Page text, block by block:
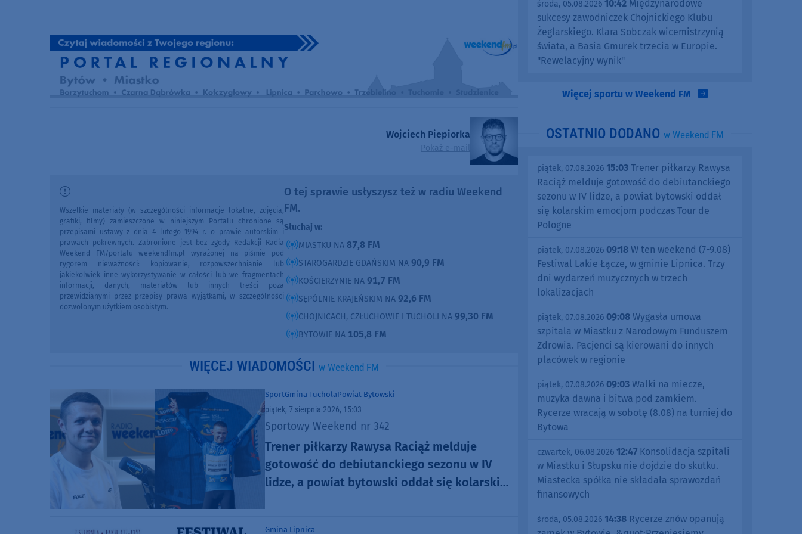
Wojciech Piepiorka
Pokaż e-mail
O tej sprawie usłyszysz też w radiu Weekend
FM.
Słuchaj w:
MIASTKU NA 87,8 FM
STAROGARDZIE GDAŃSKIM NA 90,9 FM
KOŚCIERZYNIE NA 91,7 FM
SĘPÓLNIE KRAJEŃSKIM NA 92,6 FM
CHOJNICACH, CZŁUCHOWIE I TUCHOLI NA 99,30 FM
BYTOWIE NA 105,8 FM
Wszelkie materiały (w szczególności informacje lokalne, zdjęcia,
grafiki, filmy) zamieszczone w niniejszym Portalu chronione są
przepisami ustawy z dnia 4 lutego 1994 r. o prawie autorskim i
prawach pokrewnych. Zabronione jest bez zgody Redakcji Radia
Weekend FM/portalu weekendfm.pl wyrażonej na piśmie pod
rygorem nieważności: kopiowanie, rozpowszechnianie lub
jakiekolwiek inne wykorzystywanie w całości lub we fragmentach
informacji, danych, materiałów lub innych treści poza
przewidzianymi przez przepisy prawa wyjątkami, w szczególności
dozwolonym użytkiem osobistym.
WIĘCEJ WIADOMOŚCI w Weekend FM
SportGmina TucholaPowiat Bytowski
piątek, 7 sierpnia 2026, 15:03
Sportowy Weekend nr 342
Trener piłkarzy Rawysa Raciąż melduje
gotowość do debiutanckiego sezonu w IV
lidze, a powiat bytowski oddał się kolarskim
Gmina Lipnica
środa, 05.08.2026 10:42 Międzynarodowe
sukcesy zawodniczek Chojnickiego Klubu
Żeglarskiego. Klara Sobczak wicemistrzynią
świata, a Basia Gmurek trzecia w Europie.
"Rewelacyjny wynik"
Więcej sportu w Weekend FM
OSTATNIO DODANO w Weekend FM
piątek, 07.08.2026 15:03 Trener piłkarzy Rawysa
Raciąż melduje gotowość do debiutanckiego
sezonu w IV lidze, a powiat bytowski oddał
się kolarskim emocjom podczas Tour de
Pologne
piątek, 07.08.2026 09:18 W ten weekend (7-9.08)
Festiwal Lakie Łącze, w gminie Lipnica. Trzy
dni wydarzeń muzycznych w trzech
lokalizacjach
piątek, 07.08.2026 09:08 Wygasła umowa
szpitala w Miastku z Narodowym Funduszem
Zdrowia. Pacjenci są kierowani do innych
placówek w regionie
piątek, 07.08.2026 09:03 Walki na miecze,
muzyka dawna i bitwa pod zamkiem.
Rycerze wracają w sobotę (8.08) na turniej do
Bytowa
czwartek, 06.08.2026 12:47 Konsolidacja szpitali
w Miastku i Słupsku nie dojdzie do skutku.
Miastecka spółka nie składała sprawozdań
finansowych
środa, 05.08.2026 14:38 Rycerze znów opanują